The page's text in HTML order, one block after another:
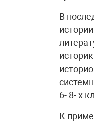
В
6- 8- х
К